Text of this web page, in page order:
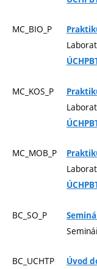
MC_BIO_P
MC_KOS_P
MC_MOB_P
BC_SO_P
BC_UCHTP Úvod